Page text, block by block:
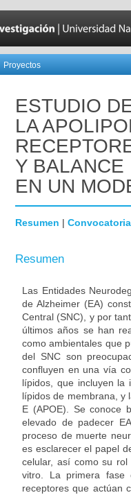
Proyectos
ESTUDIO
LA
Y BALANCE
EN UN
Resumen | Convocatoria
Resumen
Las Entidades
de Alzheimer (EA)
Central (SNC), y por
últimos años se han
como ambientales que
del SNC son
confluyen en una vía
lípidos, que incluyen la
lípidos de membrana, y
E (APOE). Se conoce
elevado de padecer
proceso de muerte
es esclarecer el papel
celular, así como su
vitro. La primera fase
receptores que actúan